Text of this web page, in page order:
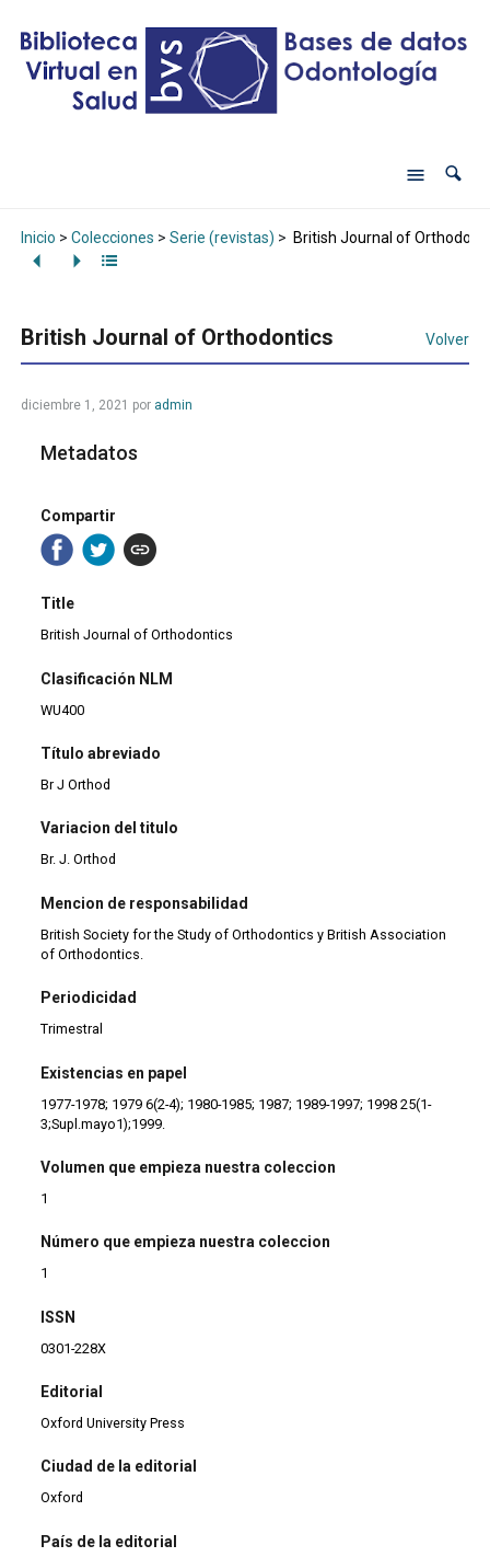
Inicio > Colecciones > Serie (revistas) > British Journal of
British Journal of Orthodontics Volver
diciembre 1, 2021 por admin
Metadatos
Compartir
Title
British Journal of Orthodontics
Clasificación NLM
WU400
Título abreviado
Br J Orthod
Variacion del titulo
Br. J. Orthod
Mencion de responsabilidad
British Society for the Study of Orthodontics y British Association
of Orthodontics.
Periodicidad
Trimestral
Existencias en papel
1977-1978; 1979 6(2-4); 1980-1985; 1987; 1989-1997; 1998 25(1-
3;Supl.mayo1);1999.
Volumen que empieza nuestra coleccion
1
Número que empieza nuestra coleccion
1
ISSN
0301-228X
Editorial
Oxford University Press
Ciudad de la editorial
Oxford
País de la editorial